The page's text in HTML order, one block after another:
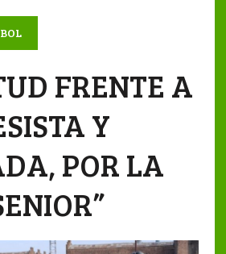
FRENTE A
Y
POR LA